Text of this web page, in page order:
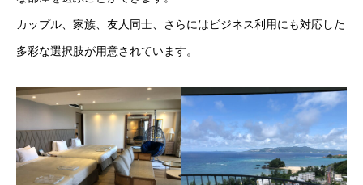
カップル、家族、友人同士、さらにはビジネス利用にも対応した
多彩な選択肢が用意されています。